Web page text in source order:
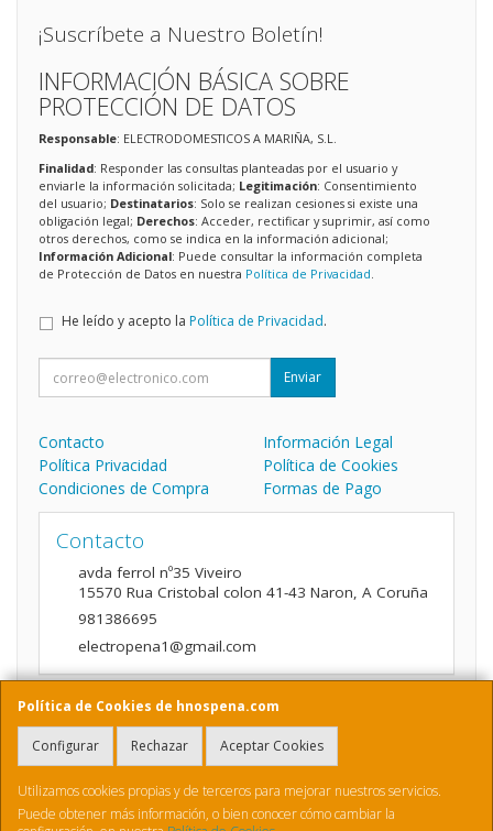
Política de Cookies de hnospena.com
Configurar Rechazar Aceptar Cookies
Utilizamos cookies propias y de terceros para mejorar nuestros servicios.
Puede obtener más información, o bien conocer cómo cambiar la
¡Suscríbete a Nuestro Boletín!
INFORMACIÓN BÁSICA SOBRE
PROTECCIÓN DE DATOS
Responsable: ELECTRODOMESTICOS A MARIÑA, S.L.
Finalidad: Responder las consultas planteadas por el usuario y
enviarle la información solicitada; Legitimación: Consentimiento
del usuario; Destinatarios: Solo se realizan cesiones si existe una
obligación legal; Derechos: Acceder, rectificar y suprimir, así como
otros derechos, como se indica en la información adicional;
Información Adicional: Puede consultar la información completa
de Protección de Datos en nuestra Política de Privacidad
He leído y acepto la Política de Privacidad.
Enviar
Contacto
Información Legal
Política Privacidad
Política de Cookies
Condiciones de Compra
Formas de Pago
Contacto
avda ferrol nº35 Viveiro
15570 Rua Cristobal colon 41-43 Naron, A Coruña
981386695
electropena1@gmail.com
Horario
9:00 a 14:00 y de 16:00 A 20:00